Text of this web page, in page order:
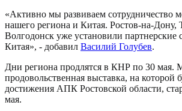
«Активно мы развиваем сотрудничество
нашего региона и Китая. Ростов-на-Дону,
Волгодонск уже установили партнерские
Китая», - добавил Василий Голубев.
Дни региона продлятся в КНР по 30 мая.
продовольственная выставка, на которой
достижения АПК Ростовской области,
мая.